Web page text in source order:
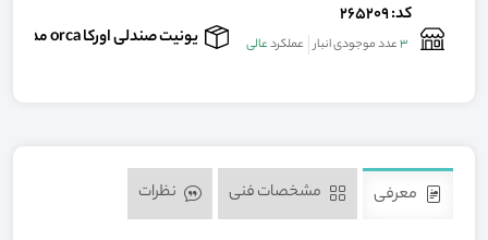
کد: 265209
3عدد موجودی انبار عملکردعالی یونیت صندلی اورکا orca مدل classic u
معرفی